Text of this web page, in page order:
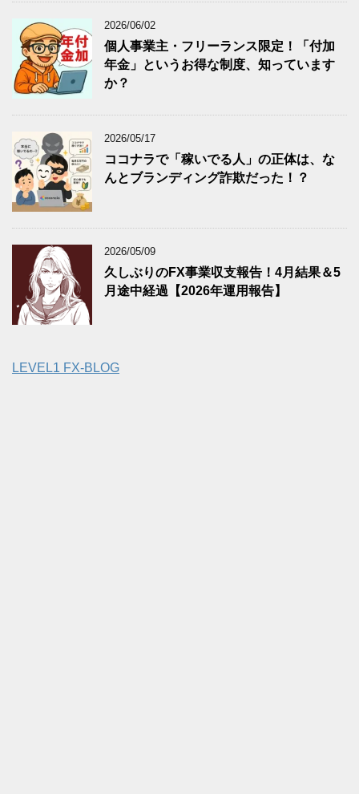
2026/06/02
個人事業主・フリーランス限定！「付加
年金」というお得な制度、知っています
か？
2026/05/17
ココナラで「稼いでる人」の正体は、な
んとブランディング詐欺だった！？
2026/05/09
久しぶりのFX事業収支報告！4月結果＆5
月途中経過【2026年運用報告】
LEVEL1 FX-BLOG